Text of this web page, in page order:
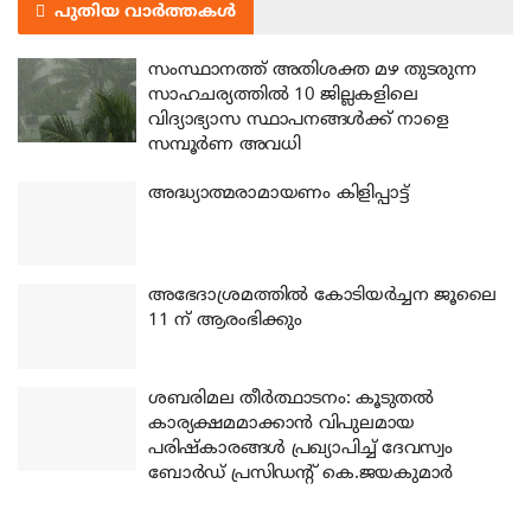
പുതിയ വാർത്തകൾ
സംസ്ഥാനത്ത് അതിശക്ത മഴ തുടരുന്ന
സാഹചര്യത്തിൽ 10 ജില്ലകളിലെ
വിദ്യാഭ്യാസ സ്ഥാപനങ്ങൾക്ക് നാളെ
സമ്പൂർണ അവധി
അദ്ധ്യാത്മരാമായണം കിളിപ്പാട്ട്
അഭേദാശ്രമത്തില്‍ കോടിയര്‍ച്ചന ജൂലൈ
11 ന് ആരംഭിക്കും
ശബരിമല തീര്‍ത്ഥാടനം: കൂടുതല്‍
കാര്യക്ഷമമാക്കാന്‍ വിപുലമായ
പരിഷ്‌കാരങ്ങള്‍ പ്രഖ്യാപിച്ച് ദേവസ്വം
ബോര്‍ഡ് പ്രസിഡന്റ് കെ.ജയകുമാര്‍